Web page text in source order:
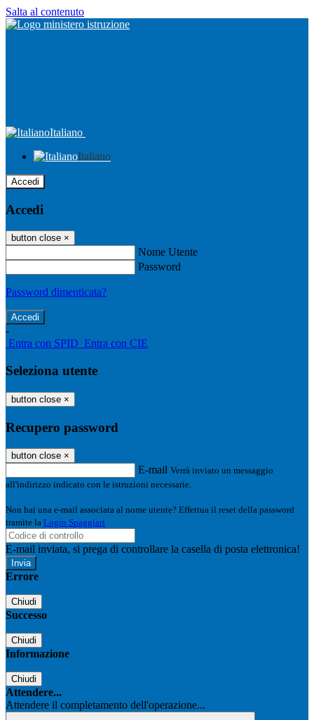
Salta al contenuto
Italiano
Italiano
Accedi
Accedi
button close ×
Nome Utente
Password
Password dimenticata?
-
Entra con SPID Entra con CIE
Seleziona utente
button close ×
Recupero password
button close ×
E-mail Verrà inviato un messaggio
all'indirizzo indicato con le istruzioni necessarie.
Non hai una e-mail associata al nome utente? Effettua il reset della password
tramite la Login Spaggiari
E-mail inviata, si prega di controllare la casella di posta elettronica!
Errore
Chiudi
Successo
Chiudi
Informazione
Chiudi
Attendere...
Attendere il completamento dell'operazione...